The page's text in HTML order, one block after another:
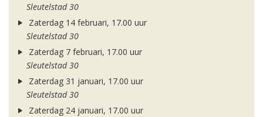
Sleutelstad 30
Zaterdag 14 februari, 17.00 uur
Sleutelstad 30
Zaterdag 7 februari, 17.00 uur
Sleutelstad 30
Zaterdag 31 januari, 17.00 uur
Sleutelstad 30
Zaterdag 24 januari, 17.00 uur